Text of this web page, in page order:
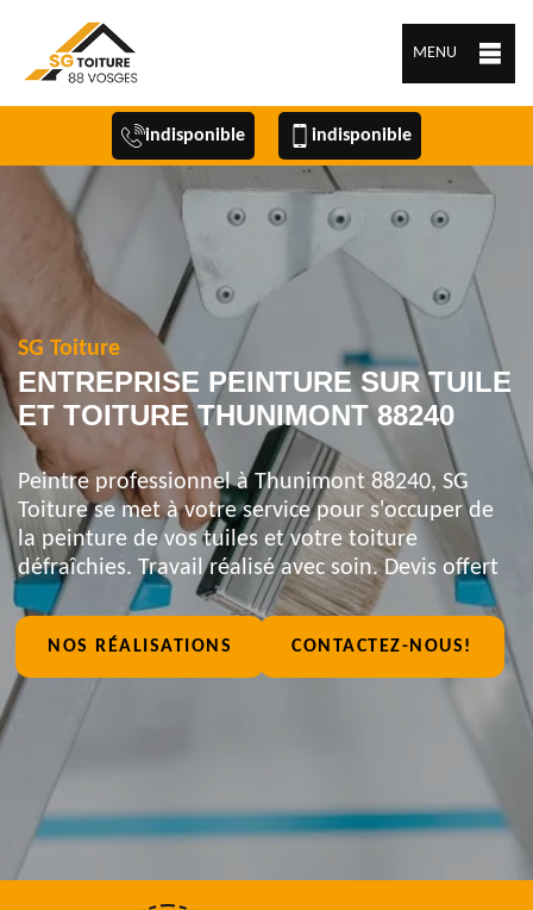
MENU
indisponible indisponible
SG Toiture
ENTREPRISE PEINTURE SUR TUILE
ET TOITURE THUNIMONT 88240
Peintre professionnel à Thunimont 88240, SG
Toiture se met à votre service pour s'occuper de
la peinture de vos tuiles et votre toiture
défraîchies. Travail réalisé avec soin. Devis offert
NOS RÉALISATIONS CONTACTEZ-NOUS!